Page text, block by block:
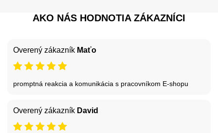
AKO NÁS HODNOTIA ZÁKAZNÍCI
Overený zákazník Maťo
promptná reakcia a komunikácia s pracovníkom E-shopu
Overený zákazník David